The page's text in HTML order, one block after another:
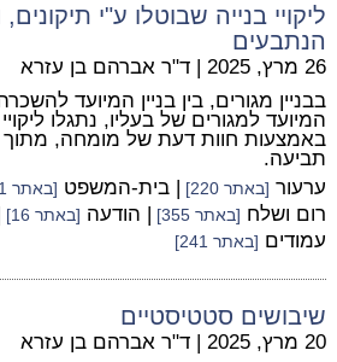
ליקויי בנייה שבוטלו ע"י
הנתבעים
26 מרץ, 2025 | ד"ר אברהם בן עזרא
בבניין מגורים, בין בניין המיועד להשכרה
המיועד למגורים של בעליו, נתגלו ליקויי
באמצעות חוות דעת של מומחה,
תביעה.
ערעור [באתר 220] | בית-המשפט [באתר 281]
רום ושלח [באתר 355] | הודעה [באתר 16]
עמודים [באתר 241]
שיבושים סטטיסטיים
20 מרץ, 2025 | ד"ר אברהם בן עזרא